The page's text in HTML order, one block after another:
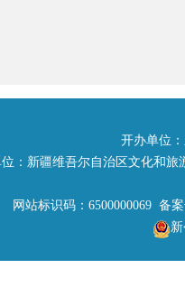
结合我区
考试，自
级星评员，
见附件）
。
开办单位
位：新疆维吾尔自治区文化和
网站标识码：6500000069 备